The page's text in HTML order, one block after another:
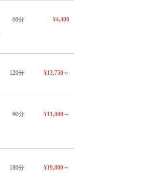
60分 ¥4,400
120分 ¥13,750～
90分 ¥11,000～
180分 ¥19,800～